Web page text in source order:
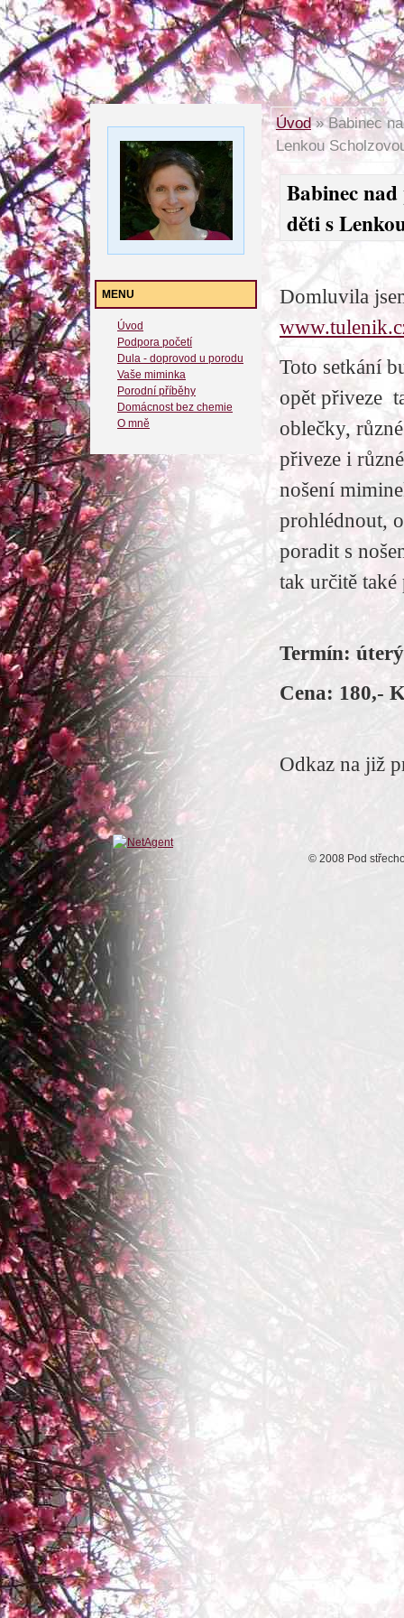
MENU
Úvod
Podpora početí
Dula - doprovod u porodu
Vaše miminka
Porodní příběhy
Domácnost bez chemie
O mně
Úvod»Babinec
Lenkou
Babinec
děti s
Domluvila
Toto setkání
opět přiveze
oblečky,
přiveze i
nošení
prohlédnout,
poradit s
tak určitě
Termín:
Cena: 180,-
Odkaz na již
© 2008 Pod